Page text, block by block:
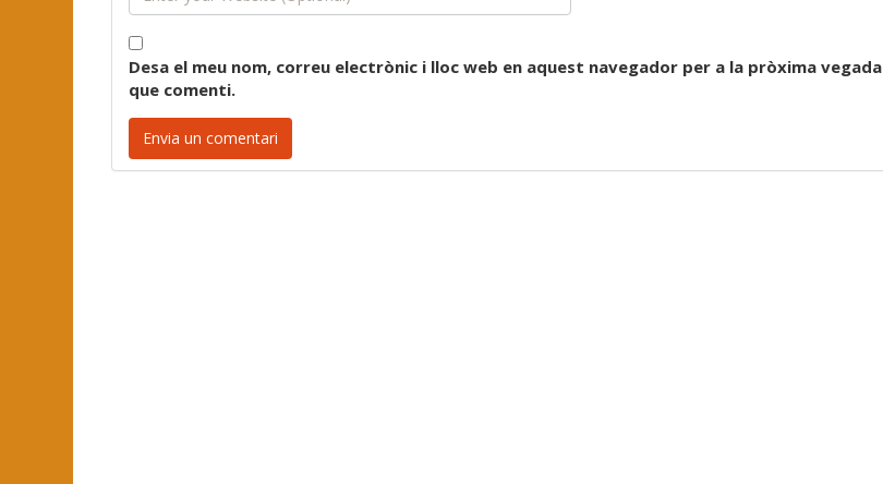
Desa el meu nom, correu electrònic i lloc web en aquest navegador per a la pròxima vegada
que comenti.